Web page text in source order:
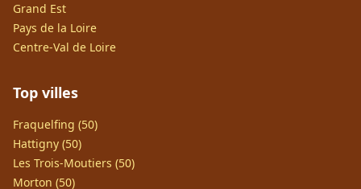
Grand Est
Pays de la Loire
Centre-Val de Loire
Top villes
Fraquelfing (50)
Hattigny (50)
Les Trois-Moutiers (50)
Morton (50)